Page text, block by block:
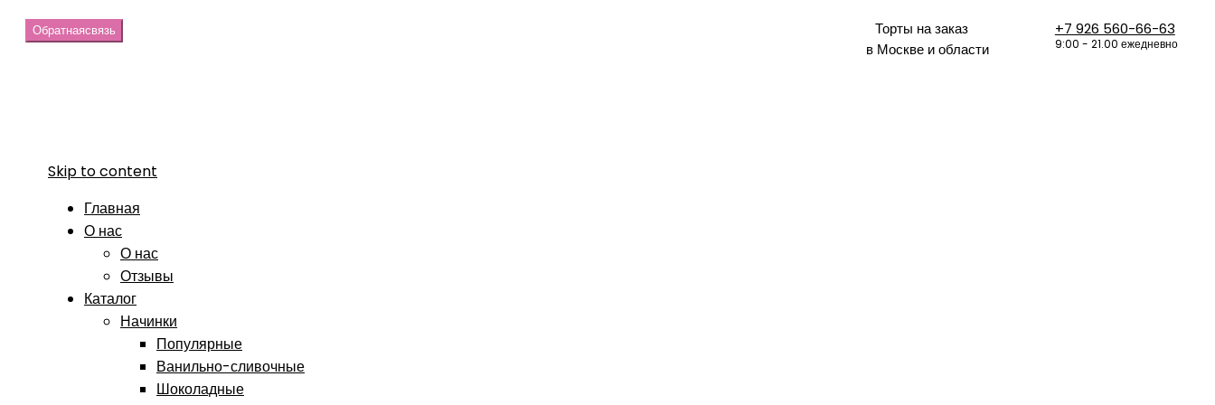
Обратнаясвязь +7 926 560-66-63
9:00 - 21.00 ежедневно
Торты на заказ
в Москве и области
Skip to content
Главная
О нас
О нас
Отзывы
Каталог
Начинки
Популярные
Ванильно-сливочные
Шоколадные